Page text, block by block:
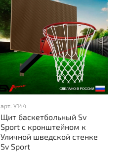
арт.У144
Щит баскетбольный Sv
Sport c кронштейном к
Уличной шведской стенке
Sv Sport